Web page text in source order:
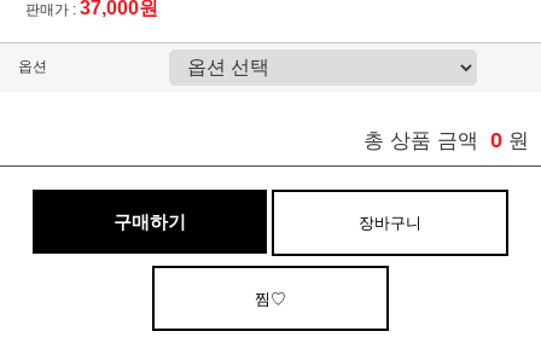
판매가 : 37,000원
옵션
총 상품 금액 0 원
구매하기 장바구니
찜♡